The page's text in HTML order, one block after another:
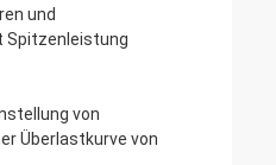
und
Spitzenleistung
von
Überlastkurve von